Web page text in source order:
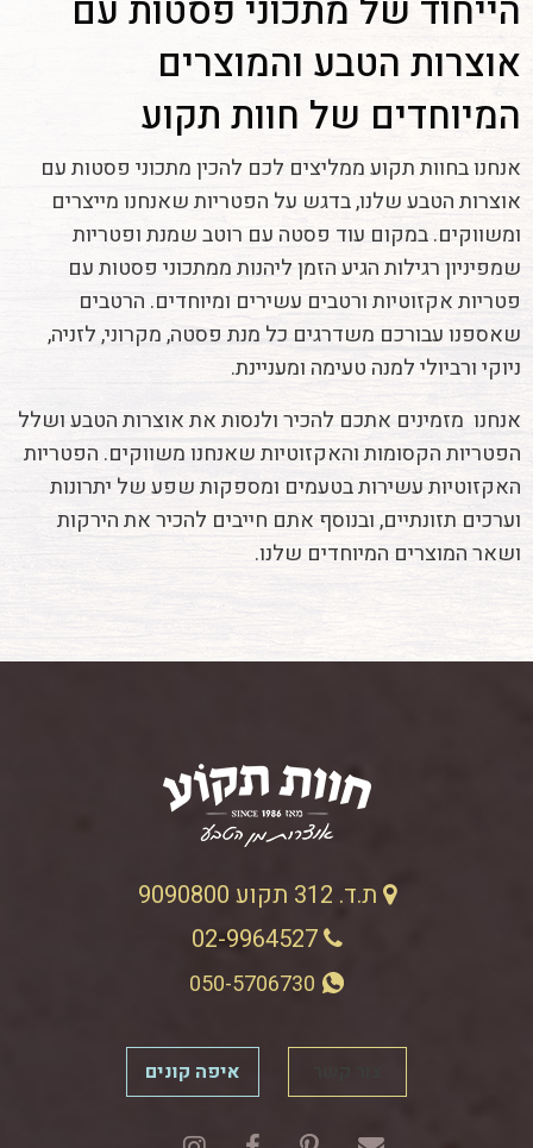
הייחוד של מתכוני פסטות עם
אוצרות הטבע והמוצרים
המיוחדים של חוות תקוע
אנחנו בחוות תקוע ממליצים לכם להכין מתכוני פסטות עם
אוצרות הטבע שלנו, בדגש על הפטריות שאנחנו מייצרים
ומשווקים. במקום עוד פסטה עם רוטב שמנת ופטריות
שמפיניון רגילות הגיע הזמן ליהנות ממתכוני פסטות עם
פטריות אקזוטיות ורטבים עשירים ומיוחדים. הרטבים
שאספנו עבורכם משדרגים כל מנת פסטה, מקרוני, לזניה,
ניוקי ורביולי למנה טעימה ומעניינת.
אנחנו מזמינים אתכם להכיר ולנסות את אוצרות הטבע ושלל
הפטריות הקסומות והאקזוטיות שאנחנו משווקים. הפטריות
האקזוטיות עשירות בטעמים ומספקות שפע של יתרונות
וערכים תזונתיים, ובנוסף אתם חייבים להכיר את הירקות
ושאר המוצרים המיוחדים שלנו.
ת.ד. 312 תקוע 9090800
02-9964527
איפה קונים